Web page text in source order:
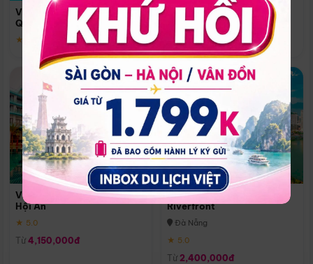
Vinpearl Resort & Spa Phu
Quoc
★ 5.0
Quoc
Phú Quốc
★ 5.0
Vinpearl Resort & Golf Nam
Hội An
★ 5.0
Từ 4,150,000đ
Melia Vinpearl Danang
Riverfront
Đà Nẵng
★ 5.0
Từ 2,400,000đ